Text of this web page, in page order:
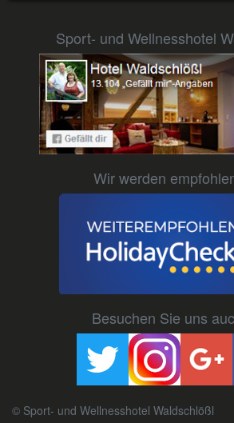
Sport- und Wellnesshotel
Wir werden
Besuchen Sie uns
© Sport- und Wellnesshotel Waldschlößl